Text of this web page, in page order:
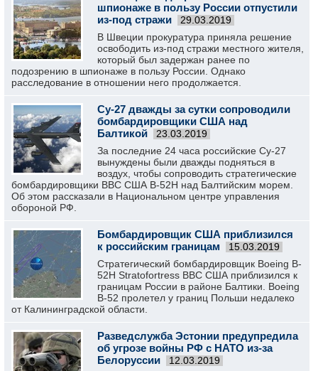
шпионаже в пользу России отпустили
из-под стражи
29.03.2019
В Швеции прокуратура приняла решение
освободить из-под стражи местного жителя,
который был задержан ранее по
подозрению в шпионаже в пользу России. Однако
расследование в отношении него продолжается.
Су-27 дважды за сутки сопроводили
бомбардировщики США над
Балтикой
23.03.2019
За последние 24 часа российские Су-27
вынуждены были дважды подняться в
воздух, чтобы сопроводить стратегические
бомбардировщики ВВС США B-52H над Балтийским морем.
Об этом рассказали в Национальном центре управления
обороной РФ.
Бомбардировщик США приблизился
к российским границам
15.03.2019
Стратегический бомбардировщик Boeing B-
52H Stratofortress ВВС США приблизился к
границам России в районе Балтики. Boeing
B-52 пролетел у границ Польши недалеко
от Калининградской области.
Разведслужба Эстонии предупредила
об угрозе войны РФ с НАТО из-за
Белоруссии
12.03.2019